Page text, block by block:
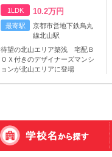
1LDK 10.2万円
最寄駅
京都市営地下鉄烏丸
線北山駅
待望の北山エリア築浅 宅配Ｂ
ＯＸ付きのデザイナーズマンシ
ョンが北山エリアに登場